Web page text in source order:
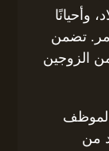
وأحيانًا
تضمن
من الزوجين
الموظف
من